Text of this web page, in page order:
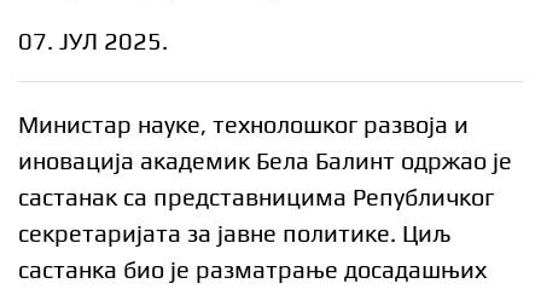
07. ЈУЛ 2025.
Министар науке, технолошког развоја и
иновација академик Бела Балинт одржао је
састанак са представницима Републичког
секретаријата за јавне политике. Циљ
састанка био је разматрање досадашњих